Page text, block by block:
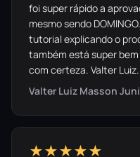
foi super rápido a
mesmo sendo
tutorial explicando o
também está super
com certeza. Valter Luiz.
Valter Luiz Masson
★★★★★